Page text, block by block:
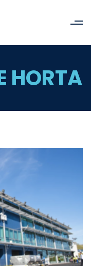
HORTA